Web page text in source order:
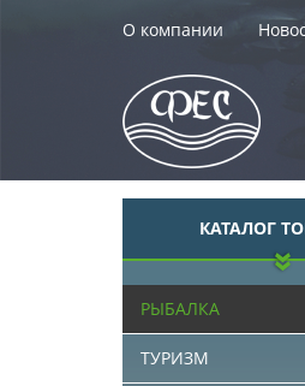
О компании
КАТАЛОГ
РЫБАЛКА
ТУРИЗМ